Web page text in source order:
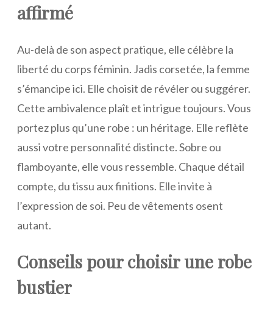
affirmé
Au-delà de son aspect pratique, elle célèbre la
liberté du corps féminin. Jadis corsetée, la femme
s’émancipe ici. Elle choisit de révéler ou suggérer.
Cette ambivalence plaît et intrigue toujours. Vous
portez plus qu’une robe : un héritage. Elle reflète
aussi votre personnalité distincte. Sobre ou
flamboyante, elle vous ressemble. Chaque détail
compte, du tissu aux finitions. Elle invite à
l’expression de soi. Peu de vêtements osent
autant.
Conseils pour choisir une robe
bustier